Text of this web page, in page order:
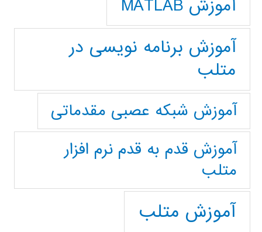
آموزش MATLAB
آموزش برنامه نویسی در
متلب
آموزش شبکه عصبی مقدماتی
آموزش قدم به قدم نرم افزار
متلب
آموزش متلب